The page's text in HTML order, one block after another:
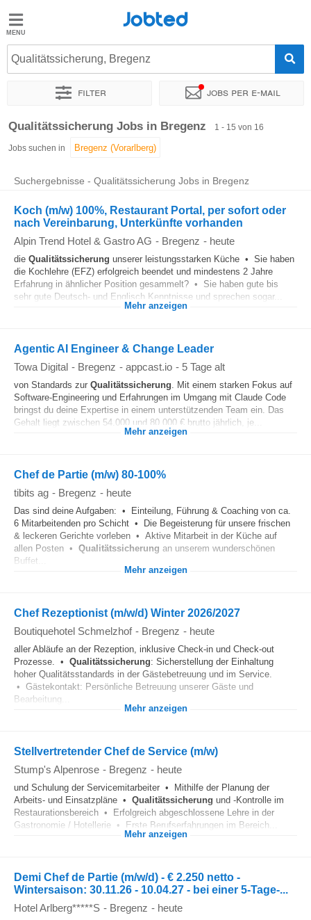
Jobted
Jobs
Jobted
Qualitätssicherung, Bregenz
Filter Jobs per e-mail
Sortieren nach Genauer Standort Unternehmen
Qualitätssicherung Jobs in Bregenz 1 - 15 von 16
Jobs suchen in
Suchergebnisse - Qualitätssicherung Jobs in Bregenz
Koch (m/w) 100%, Restaurant Portal, per sofort oder
nach Vereinbarung, Unterkünfte vorhanden
Alpin Trend Hotel & Gastro AG - Bregenz - heute
die Qualitätssicherung unserer leistungsstarken Küche • Sie haben
die Kochlehre (EFZ) erfolgreich beendet und mindestens 2 Jahre
Erfahrung in ähnlicher Position gesammelt? • Sie haben gute bis
sehr gute Deutsch- und Englisch Kenntnisse und sprechen sogar...
Mehr anzeigen
Agentic AI Engineer & Change Leader
Towa Digital - Bregenz - appcast.io - 5 Tage alt
von Standards zur Qualitätssicherung. Mit einem starken Fokus auf
Software-Engineering und Erfahrungen im Umgang mit Claude Code
bringst du deine Expertise in einem unterstützenden Team ein. Das
Gehalt liegt zwischen 54.000 und 80.000 € brutto jährlich, je...
Mehr anzeigen
Chef de Partie (m/w) 80-100%
tibits ag - Bregenz - heute
Das sind deine Aufgaben: • Einteilung, Führung & Coaching von ca.
6 Mitarbeitenden pro Schicht • Die Begeisterung für unsere frischen
& leckeren Gerichte vorleben • Aktive Mitarbeit in der Küche auf
allen Posten • Qualitätssicherung an unserem wunderschönen
Buffet...
Mehr anzeigen
Chef Rezeptionist (m/w/d) Winter 2026/2027
Boutiquehotel Schmelzhof - Bregenz - heute
aller Abläufe an der Rezeption, inklusive Check-in und Check-out
Prozesse. • Qualitätssicherung: Sicherstellung der Einhaltung
hoher Qualitätsstandards in der Gästebetreuung und im Service.
• Gästekontakt: Persönliche Betreuung unserer Gäste und
Bearbeitung...
Mehr anzeigen
Stellvertretender Chef de Service (m/w)
Stump's Alpenrose - Bregenz - heute
und Schulung der Servicemitarbeiter • Mithilfe der Planung der
Arbeits- und Einsatzpläne • Qualitätssicherung und -Kontrolle im
Restaurationsbereich • Erfolgreich abgeschlossene Lehre in der
Gastronomie / Hotellerie • Erste Berufserfahrungen im Bereich...
Mehr anzeigen
Demi Chef de Partie (m/w/d) - € 2.250 netto -
Wintersaison: 30.11.26 - 10.04.27 - bei einer 5-Tage-...
Hotel Arlberg*****S - Bregenz - heute